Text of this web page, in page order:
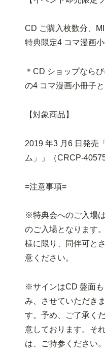
CD ご購入枚数分、
特典限定4 コマ漫画
＊CD ショップなら
の4 コマ漫画小冊子
【対象商品】
2019 年3 月6 日発売
ム」」（CRCP-
=注意事項=
※特典会へのご入場
のご入場となります
様に限り、同伴可と
意ください。
※サインはCD 盤面
み、させていただき
す。予め、ご了承く
意しております。そ
は、ご持参ください。